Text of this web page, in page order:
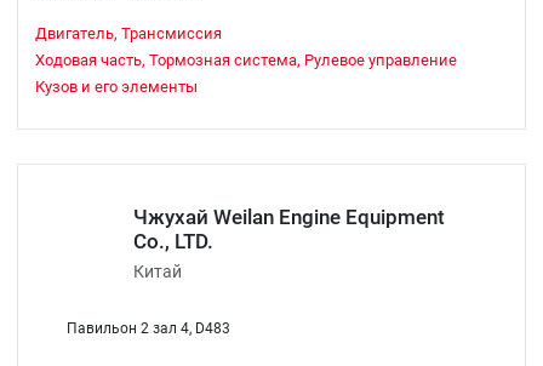
Двигатель, Трансмиссия
Ходовая часть, Тормозная система, Рулевое управление
Кузов и его элементы
Чжухай Weilan Engine Equipment
Co., LTD.
Китай
Павильон 2 зал 4, D483